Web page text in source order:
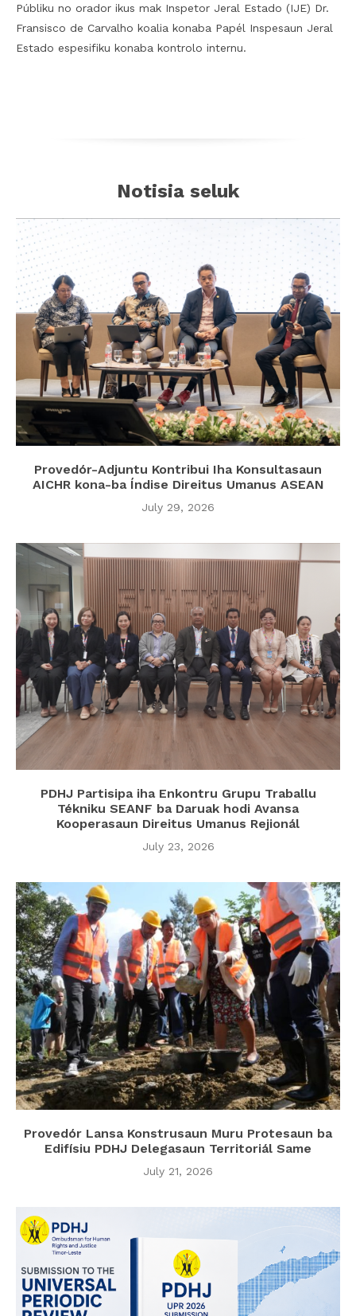
Públiku no orador ikus mak Inspetor Jeral Estado (IJE) Dr.
Fransisco de Carvalho koalia konaba Papél Inspesaun Jeral
Estado espesifiku konaba kontrolo internu.
Notisia seluk
Provedór-Adjuntu Kontribui Iha Konsultasaun
AICHR kona-ba Índise Direitus Umanus ASEAN
July 29, 2026
PDHJ Partisipa iha Enkontru Grupu Traballu
Tékniku SEANF ba Daruak hodi Avansa
Kooperasaun Direitus Umanus Rejionál
July 23, 2026
Provedór Lansa Konstrusaun Muru Protesaun ba
Edifísiu PDHJ Delegasaun Territoriál Same
July 21, 2026